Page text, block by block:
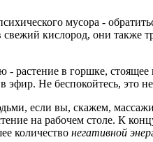
мусора -
свежий кислород, они
растение в горшке,
эфир. Не беспокойтесь, это
если вы, скажем,
на рабочем столе. К
количество негативной